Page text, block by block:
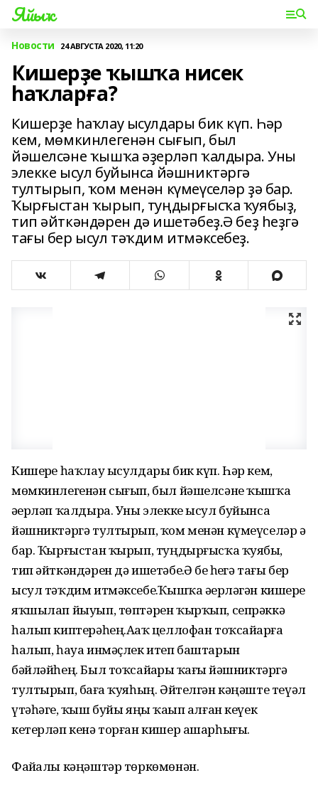
Яйыҡ
Новости 24 АВГУСТА 2020, 11:20
Кишерҙе ҡышҡа нисек
һаҡларға?
Кишерҙе һаҡлау ысулдары бик күп. Һәр
кем, мөмкинлегенән сығып, был
йәшелсәне ҡышҡа әҙерләп ҡалдыра. Уны
элекке ысул буйынса йәшниктәргә
тултырып, ҡом менән күмеүселәр ҙә бар.
Ҡырғыстан ҡырып, туңдырғысҡа ҡуябыҙ,
тип әйткәндәрен дә ишетәбеҙ.Ә беҙ һеҙгә
тағы бер ысул тәҡдим итмәксебеҙ.
Кишерҙе һаҡлау ысулдары бик күп. Һәр кем,
мөмкинлегенән сығып, был йәшелсәне ҡышҡа
әҙерләп ҡалдыра. Уны элекке ысул буйынса
йәшниктәргә тултырып, ҡом менән күмеүселәр ҙә
бар. Ҡырғыстан ҡырып, туңдырғысҡа ҡуябыҙ,
тип әйткәндәрен дә ишетәбеҙ.Ә беҙ һеҙгә тағы бер
ысул тәҡдим итмәксебеҙ.Ҡышҡа әҙерләгән кишерҙе
яҡшылап йыуып, төптәрен ҡырҡып, сепрәккә
һалып киптерәһең.Аҙаҡ целлофан тоҡсайҙарға
һалып, һауа инмәҫлек итеп баштарын
бәйләйһең. Был тоҡсайҙарҙы ҡағыҙ йәшниктәргә
тултырып, баҙға ҡуяһың. Әйтелгән кәңәште теүәл
үтәһәгеҙ, ҡыш буйы яңы ҡаҙып алған кеүек
кетерләп кенә торған кишер ашарһығыҙ.
Файҙалы кәңәштәр төркөмөнән.